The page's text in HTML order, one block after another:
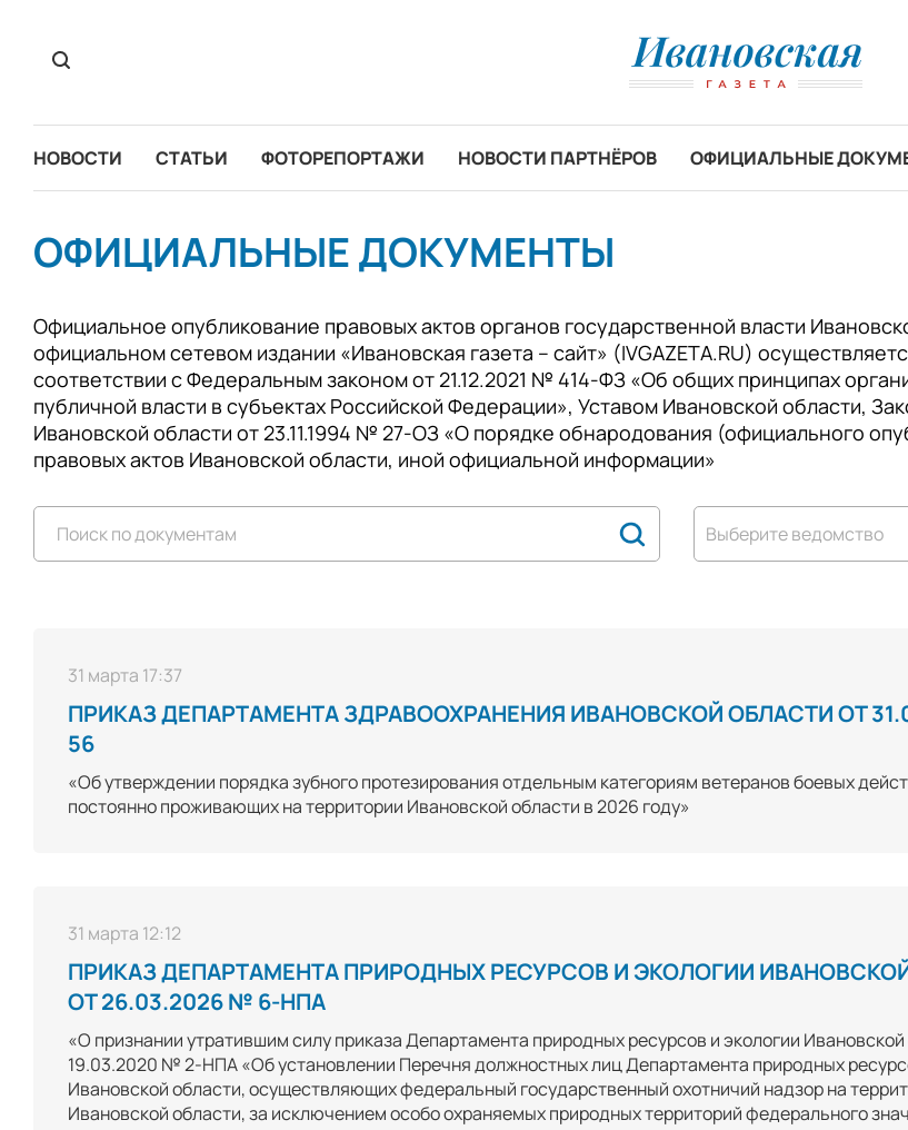
НОВОСТИ СТАТЬИ ФОТОРЕПОРТАЖИ НОВОСТИ ПАРТНЁРОВ ОФИЦИАЛЬНЫЕ
ОФИЦИАЛЬНЫЕ ДОКУМЕНТЫ
Официальное опубликование правовых актов органов государственной власти
официальном сетевом издании «Ивановская газета – сайт» (IVGAZETA.RU)
соответствии с Федеральным законом от 21.12.2021 № 414-ФЗ «Об общих принципах
публичной власти в субъектах Российской Федерации», Уставом Ивановской области,
Ивановской области от 23.11.1994 № 27-ОЗ «О порядке обнародования (официального
правовых актов Ивановской области, иной официальной информации»
Выберите ведомство
31 марта 17:37
ПРИКАЗ ДЕПАРТАМЕНТА ЗДРАВООХРАНЕНИЯ ИВАНОВСКОЙ ОБЛАСТИ ОТ
56
«Об утверждении порядка зубного протезирования отдельным категориям ветеранов боевых
постоянно проживающих на территории Ивановской области в 2026 году»
31 марта 12:12
ПРИКАЗ ДЕПАРТАМЕНТА ПРИРОДНЫХ РЕСУРСОВ И ЭКОЛОГИИ
ОТ 26.03.2026 № 6-НПА
«О признании утратившим силу приказа Департамента природных ресурсов и экологии Ивановской
19.03.2020 № 2-НПА «Об установлении Перечня должностных лиц Департамента природных
Ивановской области, осуществляющих федеральный государственный охотничий надзор на
Ивановской области, за исключением особо охраняемых природных территорий федерального